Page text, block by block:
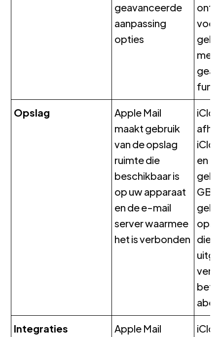
geavanceerde
aanpassing
opties
voor
met
Opslag
Apple Mail
maakt gebruik
van de opslag
ruimte die
beschikbaar is
op uw apparaat
en de e-mail
server waarmee
het is verbonden
en
GB
die
Integraties
Apple Mail